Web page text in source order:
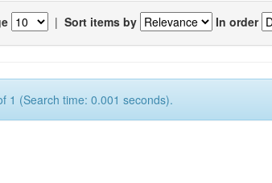
| Sort items by In order
1 (Search time: 0.001 seconds).